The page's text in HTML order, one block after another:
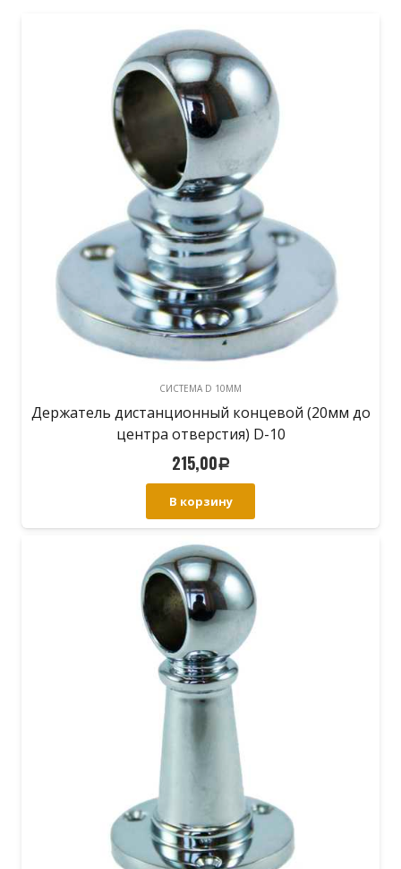
СИСТЕМА D 10MM
Держатель дистанционный концевой (20мм до
центра отверстия) D-10
215,00Р
В корзину